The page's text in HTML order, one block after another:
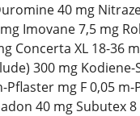
40 mg
Imovane 7,5 mg
Concerta XL 18-36
300 mg
mg F 0,05 m-
40 mg Subutex 8